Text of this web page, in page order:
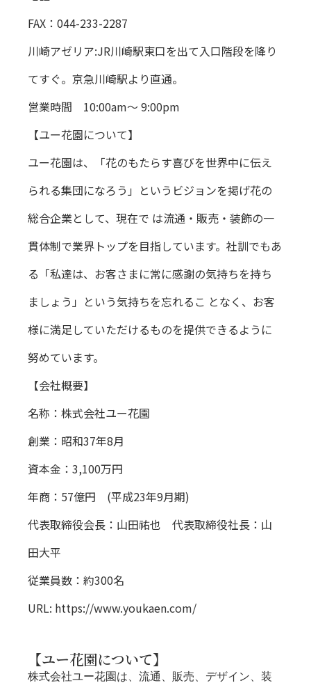
FAX：044-233-2287
川崎アゼリア:JR川崎駅東口を出て入口階段を降り
てすぐ。京急川崎駅より直通。
営業時間 10:00am～ 9:00pm
【ユー花園について】
ユー花園は、「花のもたらす喜びを世界中に伝え
られる集団になろう」というビジョンを掲げ花の
総合企業として、現在で は流通・販売・装飾の一
貫体制で業界トップを目指しています。社訓でもあ
る「私達は、お客さまに常に感謝の気持ちを持ち
ましょう」という気持ちを忘れるこ となく、お客
様に満足していただけるものを提供できるように
努めています。
【会社概要】
名称：株式会社ユー花園
創業：昭和37年8月
資本金：3,100万円
年商：57億円 (平成23年9月期)
代表取締役会長：山田祐也 代表取締役社長：山
田大平
従業員数：約300名
URL: https://www.youkaen.com/
【ユー花園について】
株式会社ユー花園は、流通、販売、デザイン、装